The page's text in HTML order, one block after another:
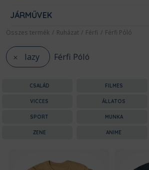
JÁRMŰVEK
Összes termék / Ruházat / Férfi / Férfi Póló
lazy Férfi Póló
CSALÁD FILMES
VICCES ÁLLATOS
SPORT MUNKA
ZENE ANIME